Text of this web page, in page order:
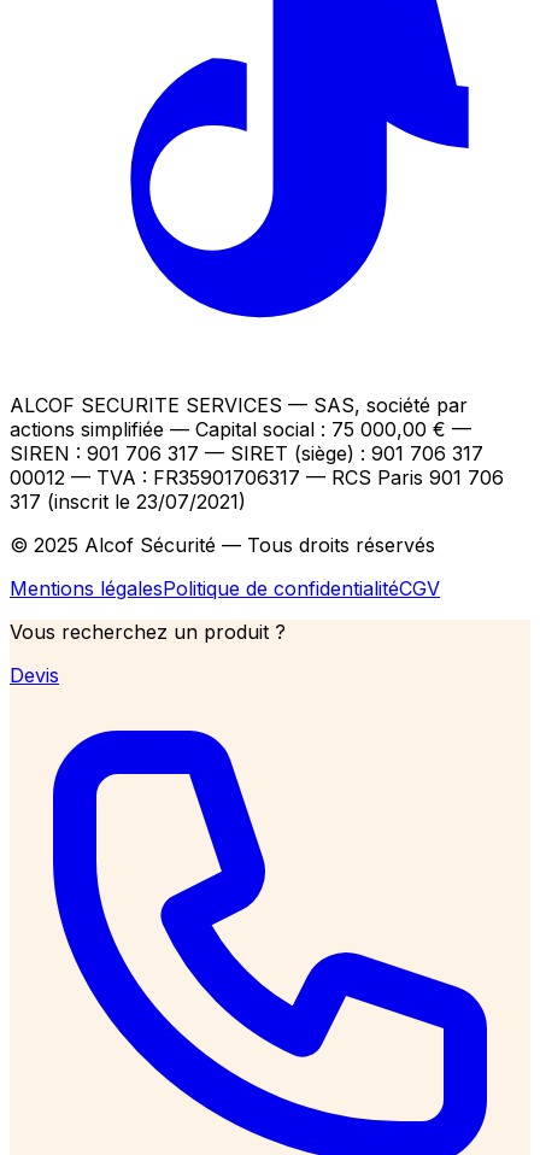
ALCOF SECURITE SERVICES — SAS, société par
actions simplifiée — Capital social : 75 000,00 € —
SIREN : 901 706 317 — SIRET (siège) : 901 706 317
00012 — TVA : FR35901706317 — RCS Paris 901 706
317 (inscrit le 23/07/2021)
© 2025 Alcof Sécurité — Tous droits réservés
Mentions légalesPolitique de confidentialitéCGV
Vous recherchez un produit ?
Devis